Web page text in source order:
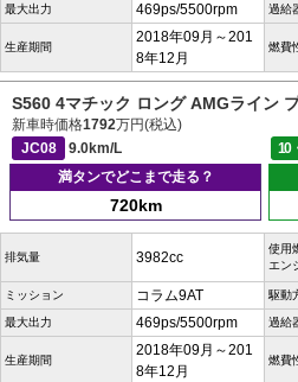
最大出力 469ps/5500rpm 過給
生産期間
2018年09月～201
8年12月
燃費
S560 4マチック ロング AMGライン
新車時価格1792万円(税込)
JC08
9.0km/L 10
満タンでどこまで走る？
720km
排気量 3982cc
使用
エン
ミッション コラム9AT 駆動
最大出力 469ps/5500rpm 過給
生産期間
2018年09月～201
8年12月
燃費